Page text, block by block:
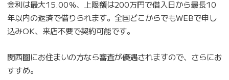
金利は最大15.00％、上限額は200万円で借入日から最長10
年以内の返済で借りられます。全国どこからでもWEBで申し
込みOK、来店不要で契約可能です。
関西圏にお住まいの方なら審査が優遇されますので、さらにお
すすめ。